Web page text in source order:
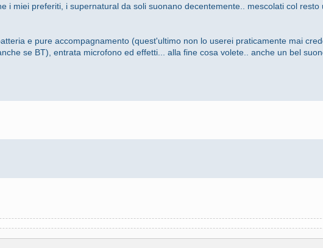
miei preferiti, i supernatural da soli suonano decentemente.. mescolati col
e pure accompagnamento (quest'ultimo non lo userei praticamente mai
se BT), entrata microfono ed effetti... alla fine cosa volete.. anche un bel